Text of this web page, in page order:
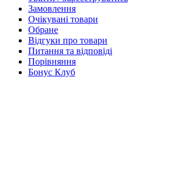
Замовлення
Очікувані товари
Обране
Відгуки про товари
Питання та відповіді
Порівняння
Бонус Клуб